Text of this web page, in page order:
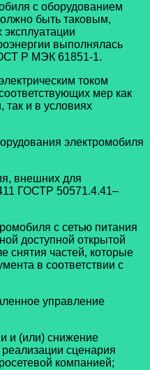
с оборудованием
быть таковым,
выполнялась
Р МЭК 61851-1.
током
мер как
так и в условиях
электромобиля
внешних для
ГОСТР 50571.4.41–
с сетью питания
доступной открытой
снятия частей, которые
в соответствии с
управление
и (или) снижение
сценария
компанией;